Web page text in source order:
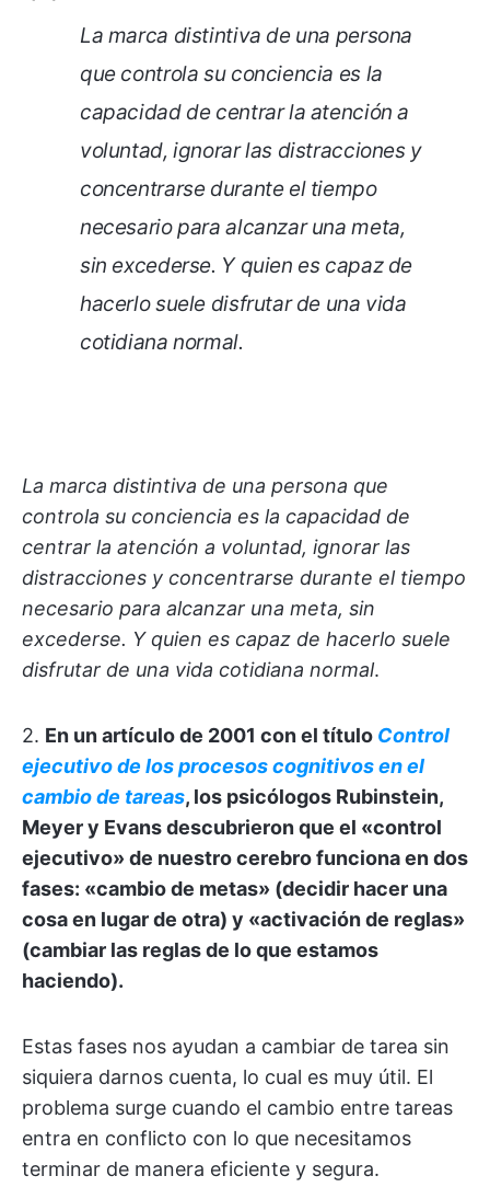
La marca distintiva de una persona
que controla su conciencia es la
capacidad de centrar la atención a
voluntad, ignorar las distracciones y
concentrarse durante el tiempo
necesario para alcanzar una meta,
sin excederse. Y quien es capaz de
hacerlo suele disfrutar de una vida
cotidiana normal.
La marca distintiva de una persona que
controla su conciencia es la capacidad de
centrar la atención a voluntad, ignorar las
distracciones y concentrarse durante el tiempo
necesario para alcanzar una meta, sin
excederse. Y quien es capaz de hacerlo suele
disfrutar de una vida cotidiana normal.
2. En un artículo de 2001 con el título Control
ejecutivo de los procesos cognitivos en el
cambio de tareas, los psicólogos Rubinstein,
Meyer y Evans descubrieron que el «control
ejecutivo» de nuestro cerebro funciona en dos
fases: «cambio de metas» (decidir hacer una
cosa en lugar de otra) y «activación de reglas»
(cambiar las reglas de lo que estamos
haciendo).
Estas fases nos ayudan a cambiar de tarea sin
siquiera darnos cuenta, lo cual es muy útil. El
problema surge cuando el cambio entre tareas
entra en conflicto con lo que necesitamos
terminar de manera eficiente y segura.